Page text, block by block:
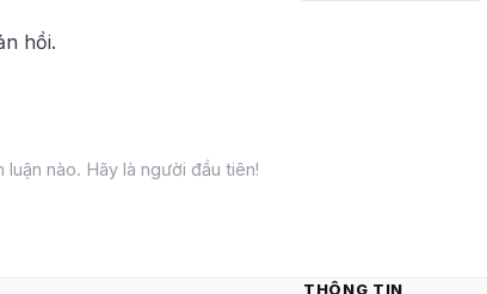
hồi.
luận nào. Hãy là người đầu tiên!
THÔNG TIN